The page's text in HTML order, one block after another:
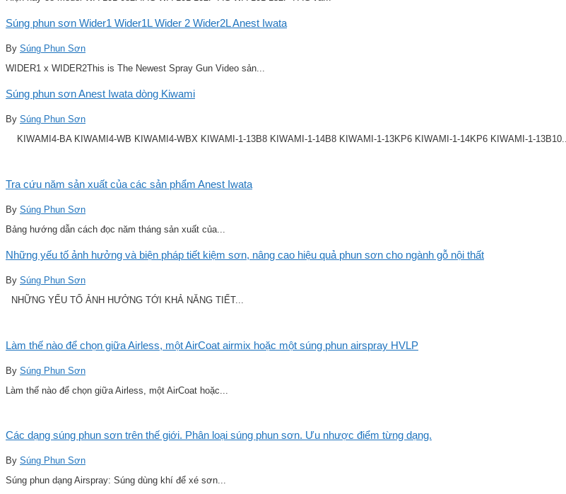
Súng phun sơn Wider1 Wider1L Wider 2 Wider2L Anest Iwata
By Súng Phun Sơn
WIDER1 x WIDER2This is The Newest Spray Gun Video sản...
Súng phun sơn Anest Iwata dòng Kiwami
By Súng Phun Sơn
KIWAMI4-BA KIWAMI4-WB KIWAMI4-WBX KIWAMI-1-13B8 KIWAMI-1-14B8 KIWAMI-1-13KP6 KIWAMI-1-14KP6 KIWAMI-1-13B10...
Tra cứu năm sản xuất của các sản phẩm Anest Iwata
By Súng Phun Sơn
Bảng hướng dẫn cách đọc năm tháng sản xuất của...
Những yếu tố ảnh hưởng và biện pháp tiết kiệm sơn, nâng cao hiệu quả phun sơn cho ngành gỗ nội thất
By Súng Phun Sơn
NHỮNG YẾU TỐ ẢNH HƯỞNG TỚI KHẢ NĂNG TIẾT...
Làm thế nào để chọn giữa Airless, một AirCoat airmix hoặc một súng phun airspray HVLP
By Súng Phun Sơn
Làm thế nào để chọn giữa Airless, một AirCoat hoặc...
Các dạng súng phun sơn trên thế giới. Phân loại súng phun sơn. Ưu nhược điểm từng dạng.
By Súng Phun Sơn
Súng phun dạng Airspray: Súng dùng khí để xé sơn...